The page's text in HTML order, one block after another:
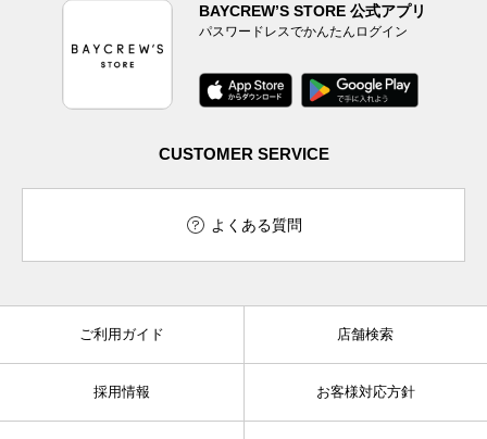
BAYCREW’S STORE 公式アプリ
パスワードレスでかんたんログイン
CUSTOMER SERVICE
よくある質問
ご利用ガイド 店舗検索
採用情報 お客様対応方針